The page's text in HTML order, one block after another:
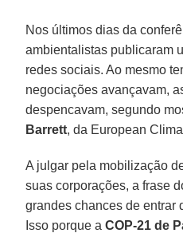
Nos últimos dias da
ambientalistas publicaram
redes sociais. Ao mesmo
negociações avançavam,
despencavam, segundo
Barrett, da European
A julgar pela mobilização
suas corporações, a frase
grandes chances de entrar
Isso porque aCOP-21 de